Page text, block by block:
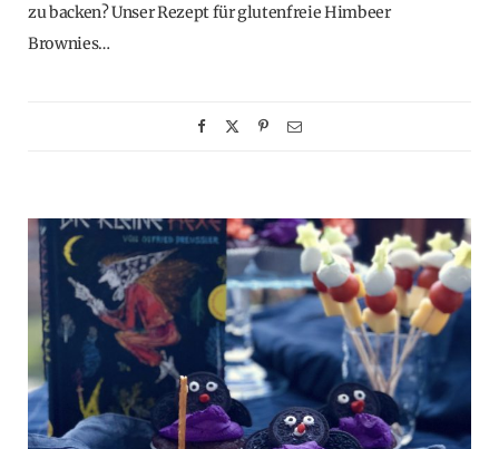
zu backen? Unser Rezept für glutenfreie Himbeer
Brownies…